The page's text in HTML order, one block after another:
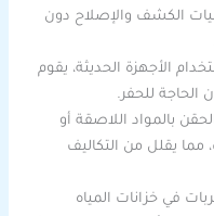
الكشف والإصلاح دون
الأجهزة الحديثة، يقوم
الحاجة للحفر.
بالمواد اللاصقة أو
مما يقلل من التكاليف
في خزانات المياه